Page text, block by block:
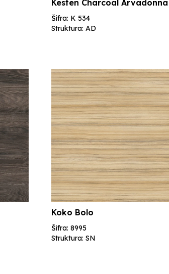
Kesten Charcoal Arvadonna
Šifra: K 534
Struktura: AD
Koko Bolo
Šifra: 8995
Struktura: SN